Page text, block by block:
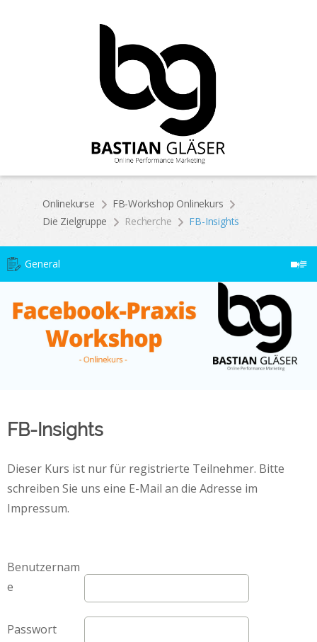
Onlinekurse
FB-Workshop Onlinekurs
Die Zielgruppe
Recherche FB-Insights
General
FB-Insights
Dieser Kurs ist nur für registrierte Teilnehmer. Bitte
schreiben Sie uns eine E-Mail an die Adresse im
Impressum.
Benutzernam
e
Passwort